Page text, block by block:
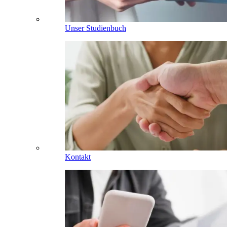
Unser Studienbuch
Kontakt